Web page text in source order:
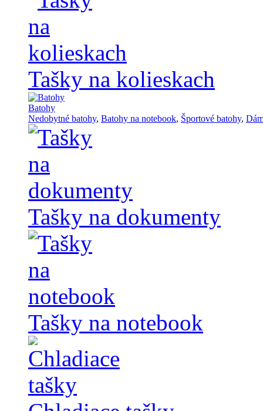
Tašky na kolieskach
Batohy
Nedobytné batohy, Batohy na notebook, Športové batohy,
Tašky na dokumenty
Tašky na notebook